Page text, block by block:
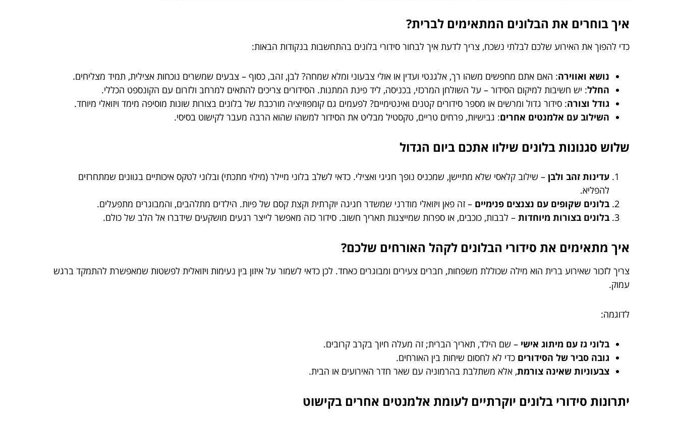
איך בוחרים את הבלונים המתאימים לברית?
כדי להפוך את האירוע שלכם לבלתי נשכח, צריך לדעת איך לבחור סידורי בלונים בהתחשבות בנקודות הבאות:
נושא ואווירה: האם אתם מחפשים משהו רך, אלגנטי ועדין או אולי צבעוני ומלא שמחה? לבן, זהב, כסוף – צבעים שמשרים נוכחות אצילית, תמיד מצליחים.
החלל: יש חשיבות למיקום הסידור – על השולחן המרכזי, בכניסה, ליד פינת המתנות. הסידורים צריכים להתאים למרחב ולזרום עם הקונספט הכללי.
גודל וצורה: סידור גדול ומרשים או מספר סידורים קטנים ואינטימיים? לפעמים גם קומפוזיציה מורכבת של בלונים בצורות שונות מוסיפה מימד ויזואלי מיוחד.
השילוב עם אלמנטים אחרים: גבישיות, פרחים טריים, טקסטיל מבליט את הסידור למשהו שהוא הרבה מעבר לקישוט בסיסי.
שלוש סגנונות בלונים שילוו אתכם ביום הגדול
עדינות זהב ולבן – שילוב קלאסי שלא מתיישן, שמכניס נופך חגיגי ואצילי. כדאי לשלב בלוני מיילר (מילוי מתכתי) ובלוני לטקס איכותיים בגוונים שמתחרזים
להפליא.
בלונים שקופים עם נצנצים פנימיים – זה פאן ויזואלי מודרני שמשדר חגיגה יוקרתית וקצת קסם של פיות. הילדים מתלהבים, והמבוגרים מתפעלים.
בלונים בצורות מיוחדות – לבבות, כוכבים, או ספרות שמייצגות תאריך חשוב. סידור כזה מאפשר לייצר רגעים מושקעים שידברו אל הלב של כולם.
איך מתאימים את סידורי הבלונים לקהל האורחים שלכם?
צריך לזכור שאירוע ברית הוא מילה שכוללת משפחות, חברים צעירים ומבוגרים כאחד. לכן כדאי לשמור על איזון בין נעימות ויזואלית לפשטות שמאפשרת להתמקד ברגש
עמוק.
לדוגמה:
בלוני גז עם מיתוג אישי – שם הילד, תאריך הברית; זה מעלה חיוך בקרב קרובים.
גובה סביר של הסידורים כדי לא לחסום שיחות בין האורחים.
צבעוניות שאינה צורמת, אלא משתלבת בהרמוניה עם שאר חדר האירועים או הבית.
יתרונות סידורי בלונים יוקרתיים לעומת אלמנטים אחרים בקישוט